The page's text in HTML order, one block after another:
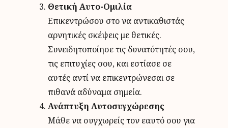
Θετική Αυτο-Ομιλία
Επικεντρώσου στο να αντικαθιστάς
αρνητικές σκέψεις με θετικές.
Συνειδητοποίησε τις δυνατότητές σου,
τις επιτυχίες σου, και εστίασε σε
αυτές αντί να επικεντρώνεσαι σε
πιθανά αδύναμα σημεία.
Ανάπτυξη Αυτοσυγχώρεσης
Μάθε να συγχωρείς τον εαυτό σου για